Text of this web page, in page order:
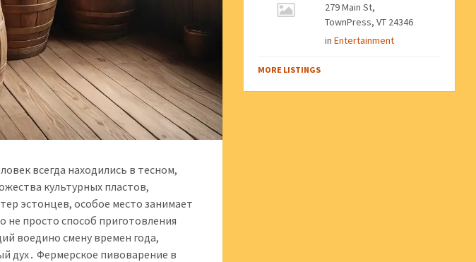
всегда находились в тесном,
культурных пластов,
эстонцев, особое место занимает
не просто способ приготовления
воедино смену времен года,
дух․ Фермерское пивоварение в
279 Main St,
TownPress, VT 24346
inEntertainment
MORE LISTINGS